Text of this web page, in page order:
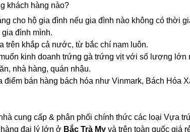
khách hàng nào?
cho hộ gia đình nếu gia đình nào không có thời
đình mình.
trên khắp cả nước, từ bắc chí nam luôn.
kinh doanh trứng gà trứng vịt với số lượng lớn
nhà hàng, quán nhậu.
bán hàng bách hóa như Vinmark, Bách Hóa
cung cấp & phân phối chính thức các loại Vựa
đại lý lớn ở Bắc Trà Myvà trên toàn quốc giá